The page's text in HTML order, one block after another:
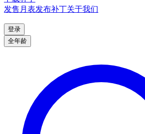
发售月表发布补丁关于我们
登录
全年龄